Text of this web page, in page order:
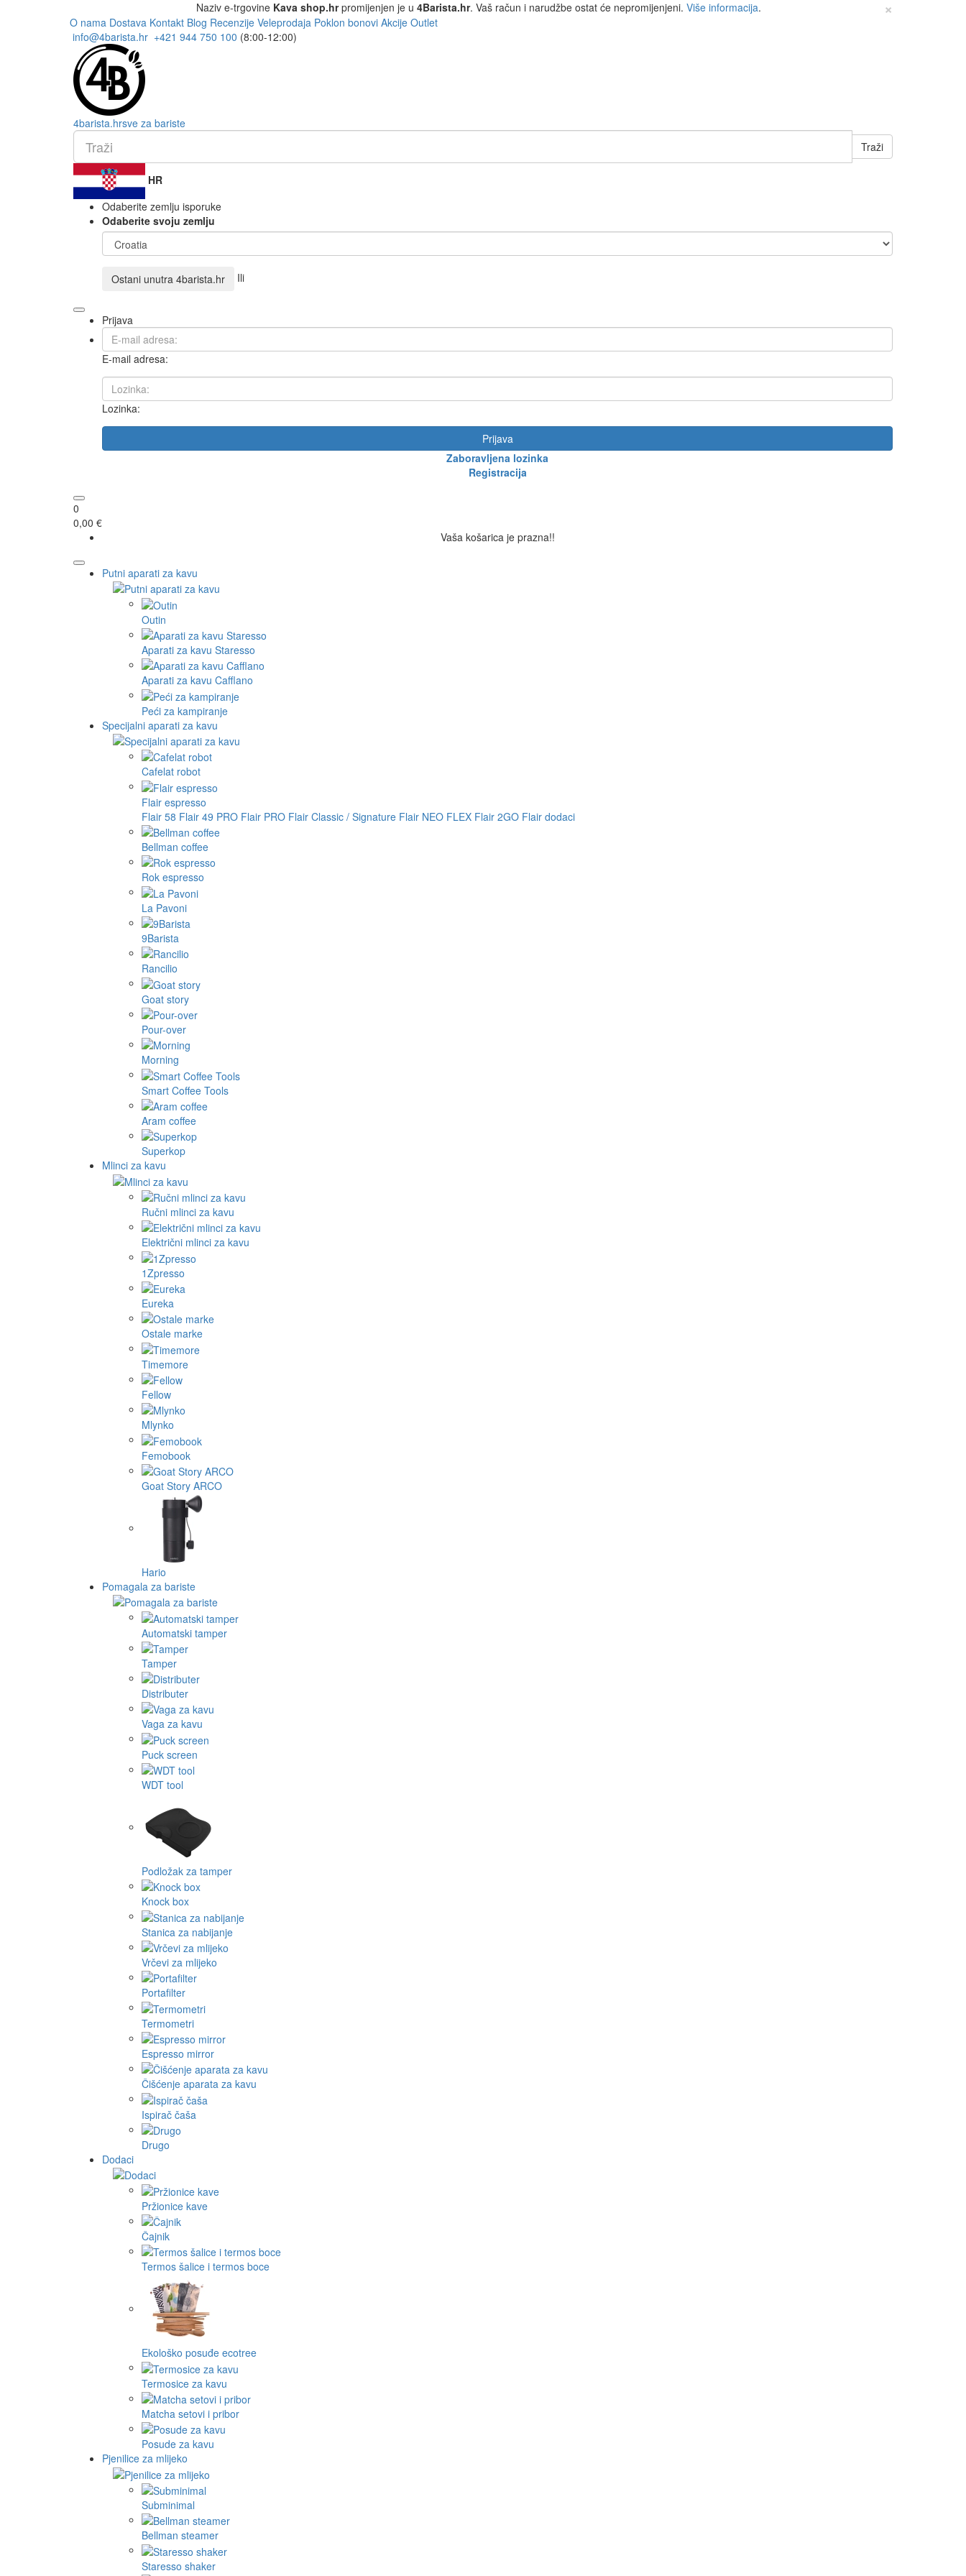
Naziv e-trgovine Kava shop.hrpromijenjen je u 4Barista.hr. Vaš račun i narudžbe ostat će nepromijenjeni. Više informacija. ×
O nama Dostava Kontakt Blog Recenzije Veleprodaja Poklon bonovi Akcije Outlet
info@4barista.hr +421 944 750 100 (8:00-12:00)
4barista.hrsve za bariste
Traži
HR
Odaberite zemlju isporuke
Odaberite svoju zemlju
Ostani unutra 4barista.hr Ili
Prijava
E-mail adresa:
Lozinka:
Prijava
Zaboravljena lozinka
Registracija
0
0,00 €
Vaša košarica je prazna!!
Putni aparati za kavu
Outin
Aparati za kavu Staresso
Aparati za kavu Cafflano
Peći za kampiranje
Specijalni aparati za kavu
Cafelat robot
Flair espresso
Flair 58 Flair 49 PRO Flair PRO Flair Classic / Signature Flair NEO FLEX Flair 2GO Flair dodaci
Bellman coffee
Rok espresso
La Pavoni
9Barista
Rancilio
Goat story
Pour-over
Morning
Smart Coffee Tools
Aram coffee
Superkop
Mlinci za kavu
Ručni mlinci za kavu
Električni mlinci za kavu
1Zpresso
Eureka
Ostale marke
Timemore
Fellow
Mlynko
Femobook
Goat Story ARCO
Hario
Pomagala za bariste
Automatski tamper
Tamper
Distributer
Vaga za kavu
Puck screen
WDT tool
Podložak za tamper
Knock box
Stanica za nabijanje
Vrčevi za mlijeko
Portafilter
Termometri
Espresso mirror
Čišćenje aparata za kavu
Ispirač čaša
Drugo
Dodaci
Pržionice kave
Čajnik
Termos šalice i termos boce
Ekološko posuđe ecotree
Termosice za kavu
Matcha setovi i pribor
Posude za kavu
Pjenilice za mlijeko
Subminimal
Bellman steamer
Staresso shaker